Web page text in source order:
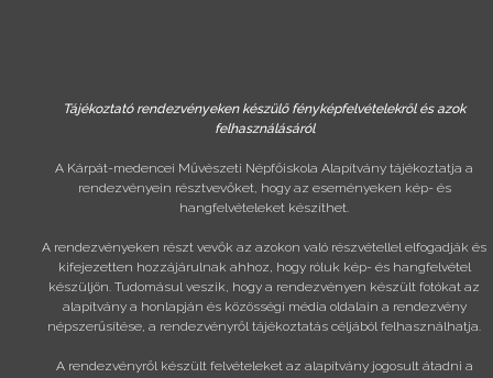
Tájékoztató rendezvényeken készülő fényképfelvételekről és azok
felhasználásáról
A Kárpát-medencei Művészeti Népfőiskola Alapítvány tájékoztatja a
rendezvényein résztvevőket, hogy az eseményeken kép- és
hangfelvételeket készíthet.
A rendezvényeken részt vevők az azokon való részvétellel elfogadják és
kifejezetten hozzájárulnak ahhoz, hogy róluk kép- és hangfelvétel
készüljön. Tudomásul veszik, hogy a rendezvényen készült fotókat az
alapítvány a honlapján és közösségi média oldalain a rendezvény
népszerűsítése, a rendezvényről tájékoztatás céljából felhasználhatja.
A rendezvényről készült felvételeket az alapítvány jogosult átadni a